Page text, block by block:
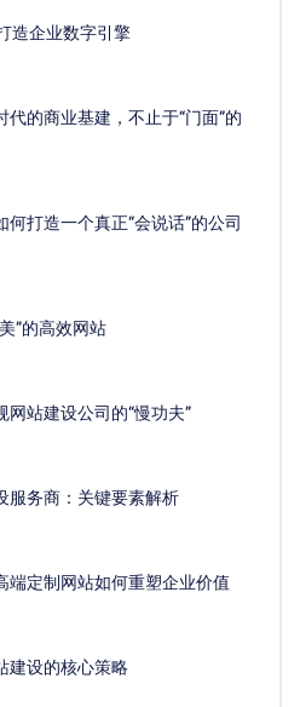
造企业数字引擎
的商业基建，不止于“门面”的
打造一个真正“会说话”的公司
”的高效网站
站建设公司的“慢功夫”
服务商：关键要素解析
端定制网站如何重塑企业价值
建设的核心策略